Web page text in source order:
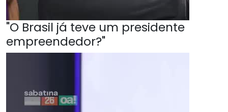
"O Brasil já teve um presidente
empreendedor?"